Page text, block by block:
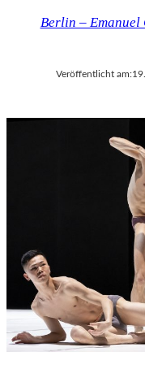
Berlin – Emanuel
Veröffentlicht am: